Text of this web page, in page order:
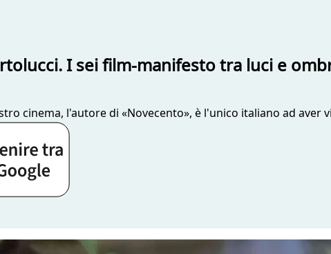
I sei film-manifesto tra luci e
cinema, l'autore di «Novecento», è l'unico italiano ad aver